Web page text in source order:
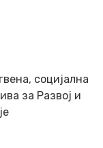
социјална
за Развој и